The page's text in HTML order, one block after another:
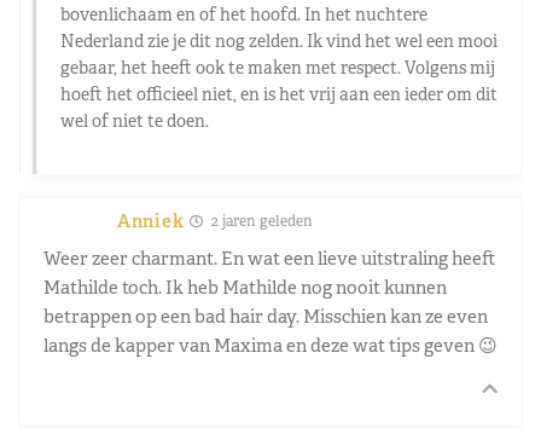
bovenlichaam en of het hoofd. In het nuchtere
Nederland zie je dit nog zelden. Ik vind het wel een mooi
gebaar, het heeft ook te maken met respect. Volgens mij
hoeft het officieel niet, en is het vrij aan een ieder om dit
wel of niet te doen.
Anniek 2 jaren geleden
Weer zeer charmant. En wat een lieve uitstraling heeft
Mathilde toch. Ik heb Mathilde nog nooit kunnen
betrappen op een bad hair day. Misschien kan ze even
langs de kapper van Maxima en deze wat tips geven 😉